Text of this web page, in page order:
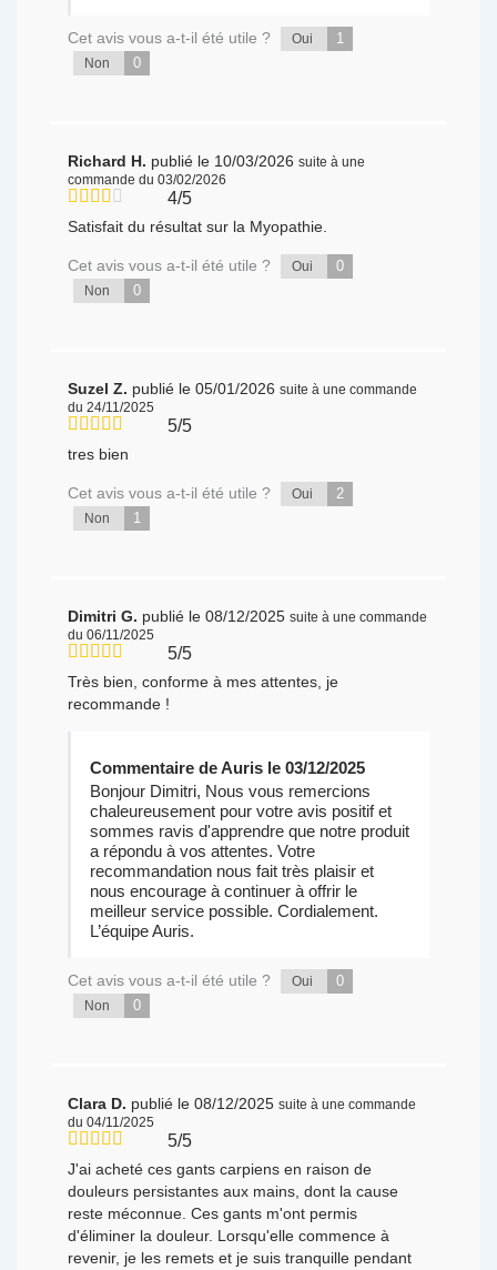
Cet avis vous a-t-il été utile ? Oui 1
Non 0
Richard H. publié le 10/03/2026 suite à une
commande du 03/02/2026
4/5
Satisfait du résultat sur la Myopathie.
Cet avis vous a-t-il été utile ? Oui 0
Non 0
Suzel Z. publié le 05/01/2026 suite à une commande
du 24/11/2025
5/5
tres bien
Cet avis vous a-t-il été utile ? Oui 2
Non 1
Dimitri G. publié le 08/12/2025 suite à une commande
du 06/11/2025
5/5
Très bien, conforme à mes attentes, je
recommande !
Commentaire de Auris le 03/12/2025
Bonjour Dimitri, Nous vous remercions
chaleureusement pour votre avis positif et
sommes ravis d'apprendre que notre produit
a répondu à vos attentes. Votre
recommandation nous fait très plaisir et
nous encourage à continuer à offrir le
meilleur service possible. Cordialement.
L’équipe Auris.
Cet avis vous a-t-il été utile ? Oui 0
Non 0
Clara D. publié le 08/12/2025 suite à une commande
du 04/11/2025
5/5
J'ai acheté ces gants carpiens en raison de
douleurs persistantes aux mains, dont la cause
reste méconnue. Ces gants m'ont permis
d'éliminer la douleur. Lorsqu'elle commence à
revenir, je les remets et je suis tranquille pendant